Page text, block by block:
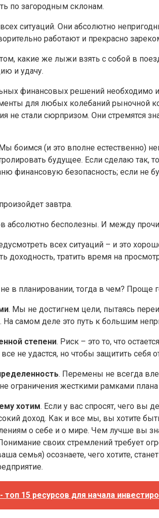
по загородным склонам.
ситуаций. Они абсолютно
работают и прекрасно
какие же лыжи взять с собой в
и удачу.
финансовых решений
для любых колебаний
не стали сюрпризом. Они стремятся
боимся (и это вполне естественно)
будущее. Если сделаю так,
финансовую безопасность; если не
завтра.
абсолютно бесполезны. И между
всех ситуаций – и это
доходность, тратить время на
в планировании, тогда в чем?
. Мы не достигнем цели, пытаясь
самом деле это путь к большим
степени. Риск – это то, что
не удастся, но чтобы защитить
. Перемены не всегда
ограничения жесткими рамками
хотим. Если у вас спросят, чего вы
доход. Как и все мы, вы
о себе и о мире. Чем лучше вы
своих стремлений требует
семья) осознаете, чего хотите,
15 ресурсов для начала